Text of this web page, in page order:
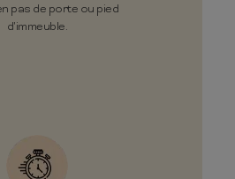
pas de porte ou pied
d'immeuble.